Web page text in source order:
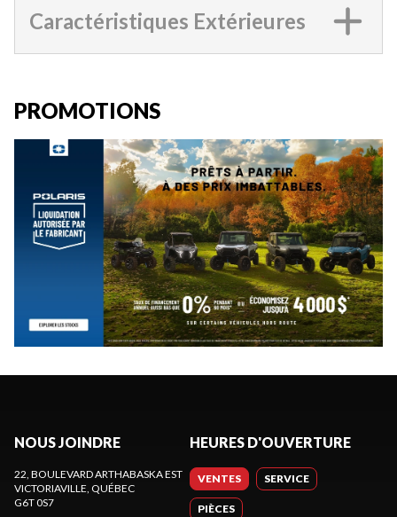
Caractéristiques Extérieures
PROMOTIONS
NOUS JOINDRE
22, BOULEVARD ARTHABASKA EST
VICTORIAVILLE, QUÉBEC
G6T 0S7
HEURES D'OUVERTURE
VENTES SERVICE
PIÈCES